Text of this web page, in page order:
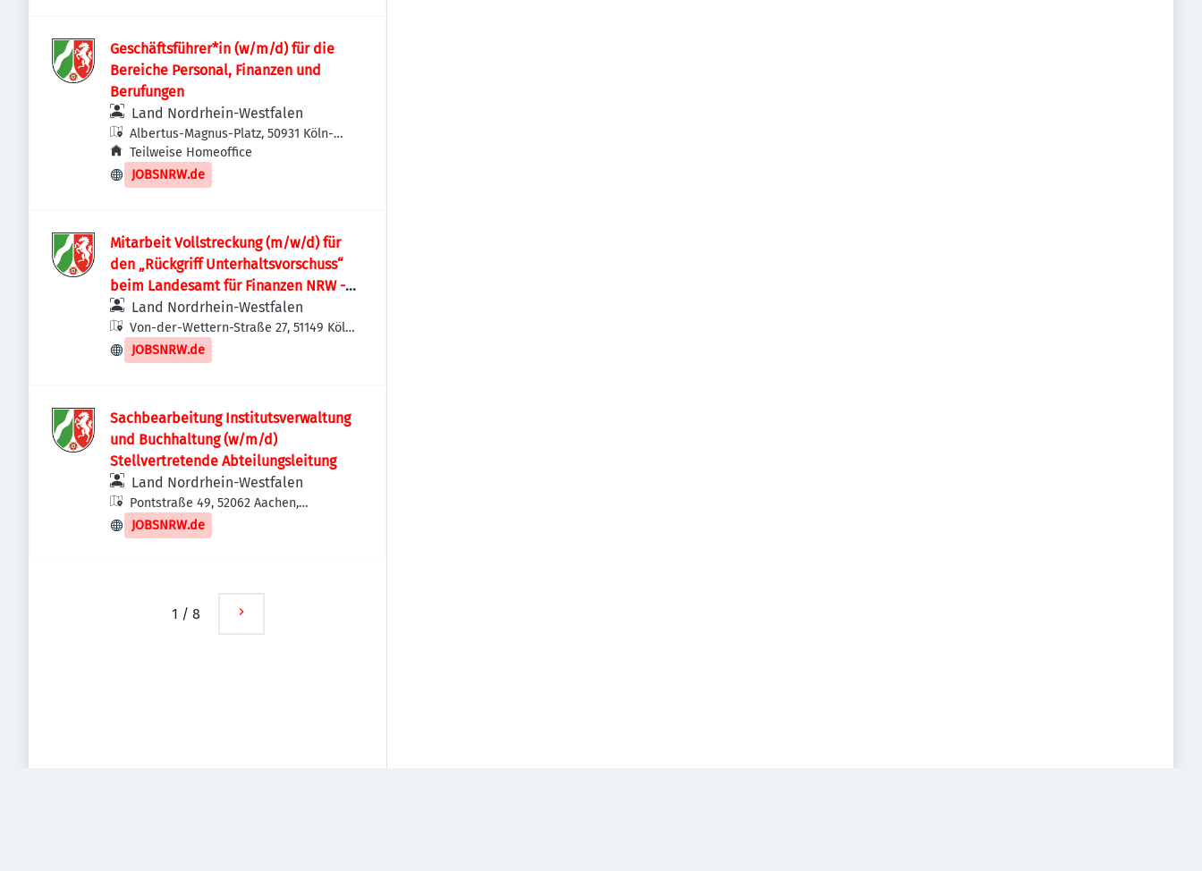
Geschäftsführer*in (w/m/d) für die
Bereiche Personal, Finanzen und
Berufungen
Land Nordrhein-Westfalen
Albertus-Magnus-Platz, 50931 Köln-
Lindenthal, Deutschland
Teilweise Homeoffice
JOBSNRW.de
Mitarbeit Vollstreckung (m/w/d) für
den „Rückgriff Unterhaltsvorschuss“
beim Landesamt für Finanzen NRW -
LaFin - am Standort Köln-Porz
Land Nordrhein-Westfalen
Von-der-Wettern-Straße 27, 51149 Köln,
Deutschland
JOBSNRW.de
Sachbearbeitung Institutsverwaltung
und Buchhaltung (w/m/d)
Stellvertretende Abteilungsleitung
Land Nordrhein-Westfalen
Pontstraße 49, 52062 Aachen,
Deutschland
JOBSNRW.de
1 / 8